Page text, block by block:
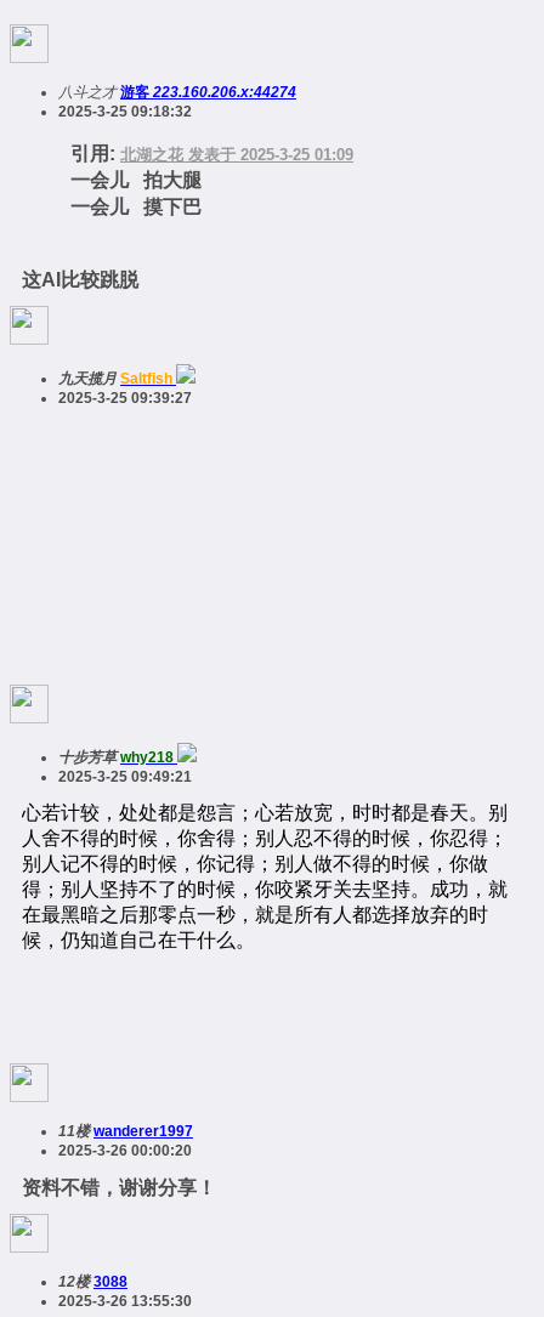
八斗之才 游客223.160.206.x:44274
2025-3-25 09:18:32
引用: 北湖之花 发表于 2025-3-25 01:09
一会儿 拍大腿
一会儿 摸下巴
这AI比较跳脱
九天揽月 Saltfish
2025-3-25 09:39:27
十步芳草 why218
2025-3-25 09:49:21
11楼 wanderer1997
2025-3-26 00:00:20
资料不错，谢谢分享！
12楼 3088
2025-3-26 13:55:30